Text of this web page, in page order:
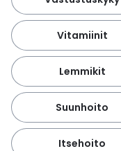
Vitamiinit
Lemmikit
Suunhoito
Itsehoito